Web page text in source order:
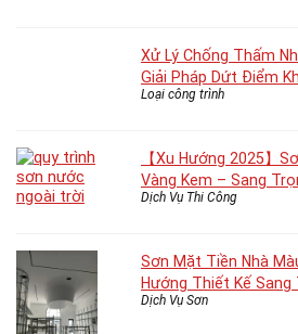
Xử Lý Chống Thấm
Giải Pháp Dứt Điểm
Loại công trình
【Xu Hướng 2025】
Vàng Kem – Sang
Dịch Vụ Thi Công
Sơn Mặt Tiền Nhà
Hướng Thiết Kế Sang
Dịch Vụ Sơn